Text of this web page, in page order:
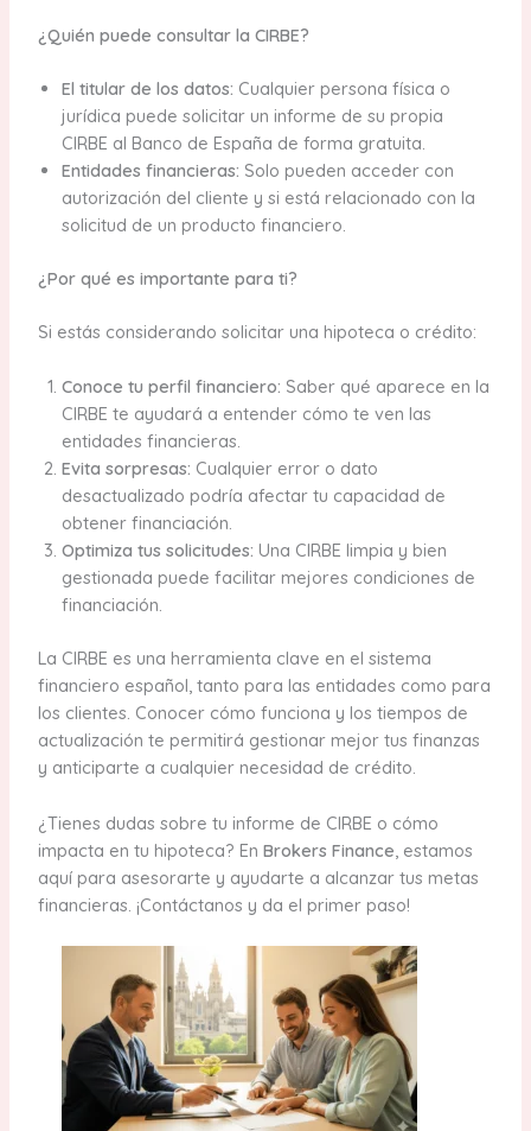
¿Quién puede consultar la CIRBE?
El titular de los datos: Cualquier persona física o
jurídica puede solicitar un informe de su propia
CIRBE al Banco de España de forma gratuita.
Entidades financieras: Solo pueden acceder con
autorización del cliente y si está relacionado con la
solicitud de un producto financiero.
¿Por qué es importante para ti?
Si estás considerando solicitar una hipoteca o crédito:
Conoce tu perfil financiero: Saber qué aparece en la
CIRBE te ayudará a entender cómo te ven las
entidades financieras.
Evita sorpresas: Cualquier error o dato
desactualizado podría afectar tu capacidad de
obtener financiación.
Optimiza tus solicitudes: Una CIRBE limpia y bien
gestionada puede facilitar mejores condiciones de
financiación.
La CIRBE es una herramienta clave en el sistema
financiero español, tanto para las entidades como para
los clientes. Conocer cómo funciona y los tiempos de
actualización te permitirá gestionar mejor tus finanzas
y anticiparte a cualquier necesidad de crédito.
¿Tienes dudas sobre tu informe de CIRBE o cómo
impacta en tu hipoteca? En Brokers Finance , estamos
aquí para asesorarte y ayudarte a alcanzar tus metas
financieras. ¡Contáctanos y da el primer paso!